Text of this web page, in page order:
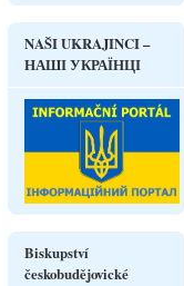
NAŠI UKRAJINCI –
НАШІ УКРАЇНЦІ
Biskupství
českobudějovické